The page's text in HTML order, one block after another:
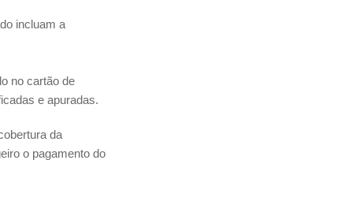
incluam a
no cartão de
e apuradas.
da
o pagamento do